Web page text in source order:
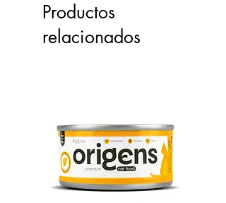
Productos
relacionados